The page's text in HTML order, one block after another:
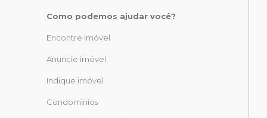
Como podemos ajudar você?
Encontre imóvel
Anuncie imóvel
Indique imóvel
Condomínios